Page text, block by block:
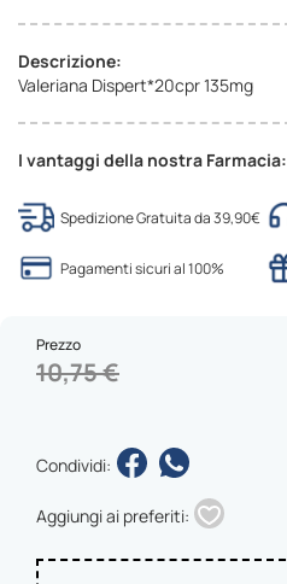
Descrizione:
Valeriana Dispert*20cpr 135mg
I vantaggi della nostra Farmacia:
Spedizione Gratuita da 39,90€
Pagamenti sicuri al 100%
Prezzo
10,75 €
Condividi:
Aggiungi ai preferiti: